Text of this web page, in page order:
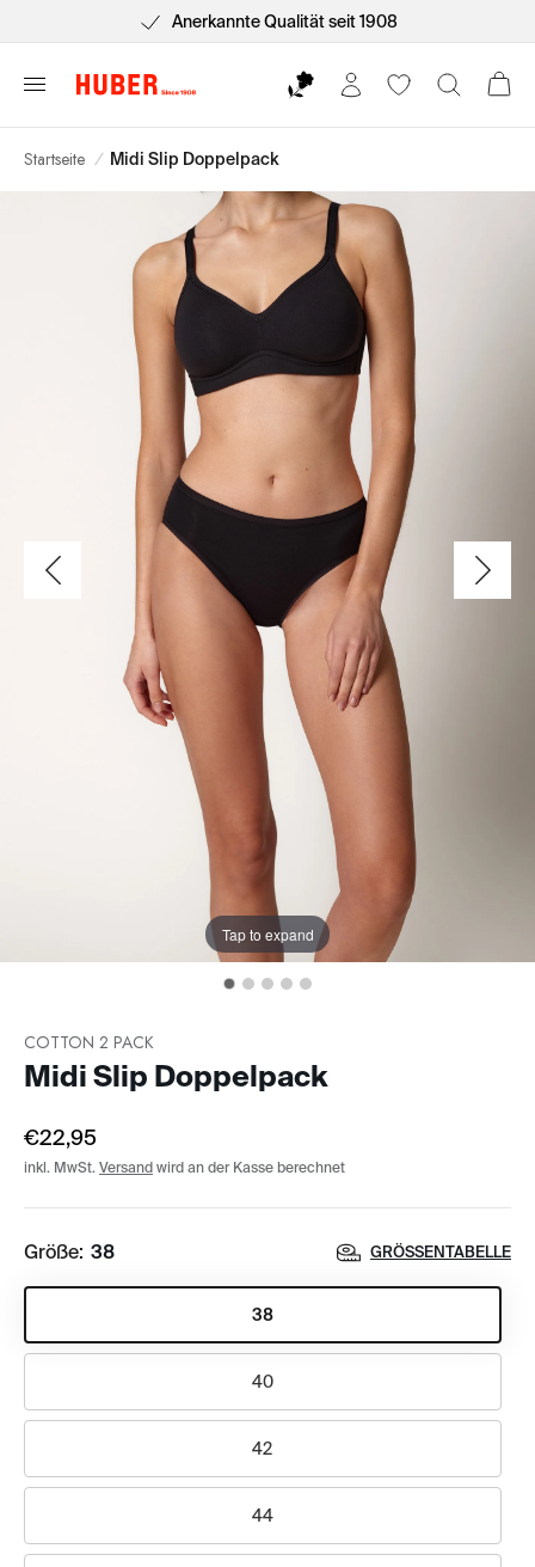
Anerkannte Qualität seit 1908
Startseite / Midi Slip Doppelpack
Tap to expand
COTTON 2 PACK
Midi Slip Doppelpack
€22,95
inkl. MwSt. Versand wird an der Kasse berechnet
Größe: 38 GRÖSSENTABELLE
38
40
42
44